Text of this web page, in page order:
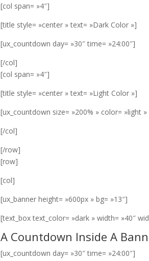
[col span= »4″]
[title style= »center » text= »Dark Color »]
[ux_countdown day= »30″ time= »24:00″]
[/col]
[col span= »4″]
[title style= »center » text= »Light Color »]
[ux_countdown size= »200% » color= »light
[/col]
[/row]
[row]
[col]
[ux_banner height= »600px » bg= »13″]
[text_box text_color= »dark » width= »40″
A Countdown Inside A
[ux_countdown day= »30″ time= »24:00″]